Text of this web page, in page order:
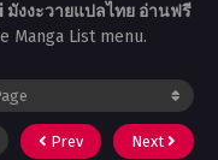
มังงะวายแปลไทย อ่านฟรี
Manga List menu.
Prev Next